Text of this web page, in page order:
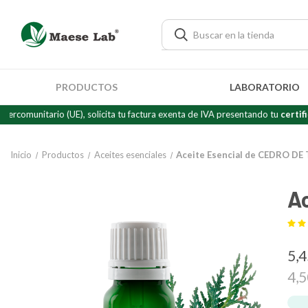
PRODUCTOS LABORATORIO
(UE), solicita tu factura exenta de IVA presentando tucertificado de
Inicio Productos Aceites esenciales Aceite Esencial de CEDRO DE